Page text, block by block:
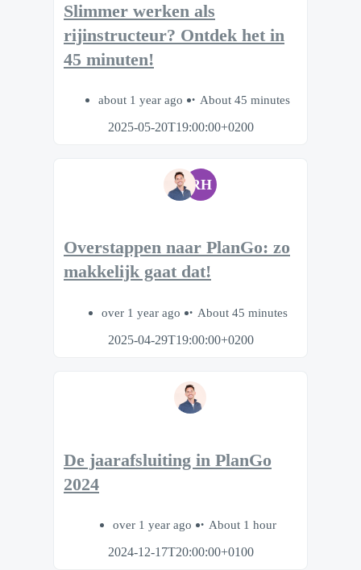
Slimmer werken als
rijinstructeur? Ontdek het in
45 minuten!
about 1 year ago
About 45 minutes
2025-05-20T19:00:00+0200
RH
Overstappen naar PlanGo: zo
makkelijk gaat dat!
over 1 year ago
About 45 minutes
2025-04-29T19:00:00+0200
De jaarafsluiting in PlanGo
2024
over 1 year ago
About 1 hour
2024-12-17T20:00:00+0100